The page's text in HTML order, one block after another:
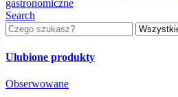
Search
Ulubione produkty
Obserwowane